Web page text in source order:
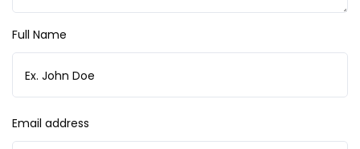
Full Name
Email address